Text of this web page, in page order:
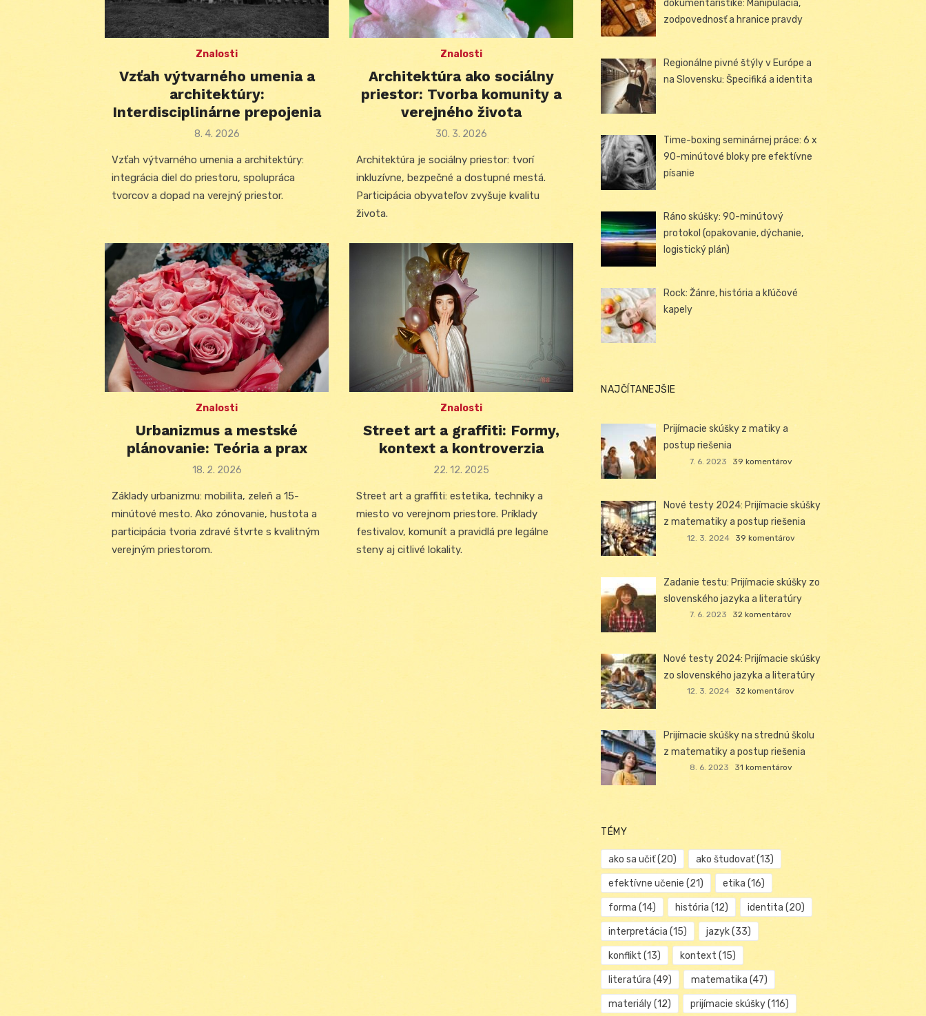
Znalosti
Vzťah výtvarného umenia a
architektúry:
Interdisciplinárne prepojenia
Posted
8. 4. 2026
Vzťah výtvarného umenia a architektúry:
integrácia diel do priestoru, spolupráca
tvorcov a dopad na verejný priestor.
Znalosti
Architektúra ako sociálny
priestor: Tvorba komunity a
verejného života
Posted
30. 3. 2026
Architektúra je sociálny priestor: tvorí
inkluzívne, bezpečné a dostupné mestá.
Participácia obyvateľov zvyšuje kvalitu
života.
Znalosti
Urbanizmus a mestské
plánovanie: Teória a prax
Posted
18. 2. 2026
Základy urbanizmu: mobilita, zeleň a 15-
minútové mesto. Ako zónovanie, hustota a
participácia tvoria zdravé štvrte s kvalitným
verejným priestorom.
Znalosti
Street art a graffiti: Formy,
kontext a kontroverzia
Posted
22. 12. 2025
Street art a graffiti: estetika, techniky a
miesto vo verejnom priestore. Príklady
festivalov, komunít a pravidlá pre legálne
steny aj citlivé lokality.
dokumentaristike: Manipulácia,
zodpovednosť a hranice pravdy
Regionálne pivné štýly v Európe a
na Slovensku: Špecifiká a identita
Time-boxing seminárnej práce: 6 x
90-minútové bloky pre efektívne
písanie
Ráno skúšky: 90-minútový
protokol (opakovanie, dýchanie,
logistický plán)
Rock: Žánre, história a kľúčové
kapely
NAJČÍTANEJŠIE
Prijímacie skúšky z matiky a
postup riešenia
7. 6. 2023 39 komentárov
Nové testy 2024: Prijímacie skúšky
z matematiky a postup riešenia
12. 3. 2024 39 komentárov
Zadanie testu: Prijímacie skúšky zo
slovenského jazyka a literatúry
7. 6. 2023 32 komentárov
Nové testy 2024: Prijímacie skúšky
zo slovenského jazyka a literatúry
12. 3. 2024 32 komentárov
Prijímacie skúšky na strednú školu
z matematiky a postup riešenia
8. 6. 2023 31 komentárov
TÉMY
ako sa učiť(20) ako študovať(13)
efektívne učenie (21) etika (16)
forma (14) história (12) identita (20)
interpretácia (15) jazyk(33)
konflikt (13) kontext (15)
literatúra (49) matematika (47)
materiály(12) prijímacie skúšky(116)